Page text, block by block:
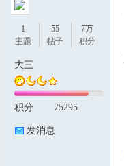
1
主题
55
帖子
7万
积分
大三
积分 75295
发消息